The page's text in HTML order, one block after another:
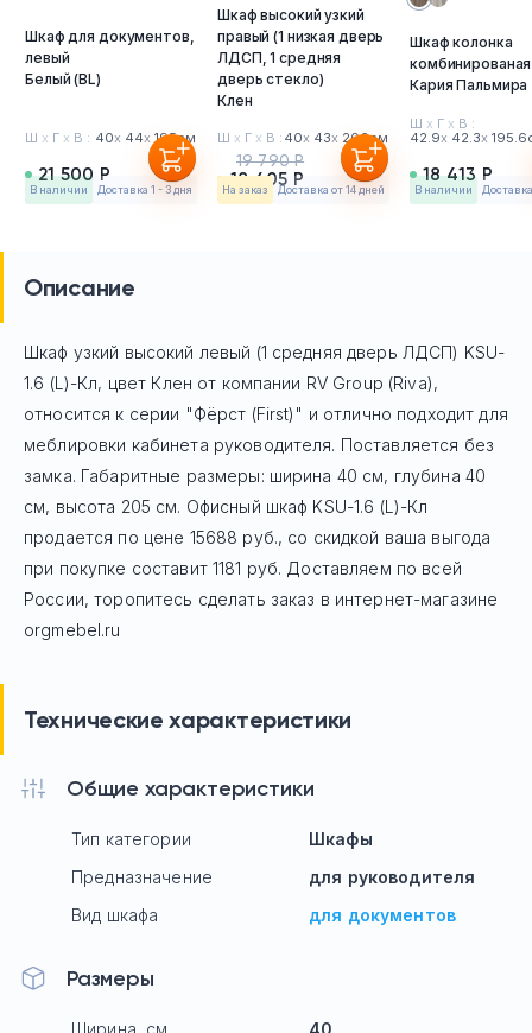
Шкаф для документов,
левый
Белый (BL)
Ш х Г х В : 40х 44х 195см
21 500 Р
в наличии Доставка 1 - 3 дня
Шкаф высокий узкий
правый (1 низкая дверь
ЛДСП, 1 средняя
дверь стекло)
Клен
Ш х Г х В : 40х 43х 206см
18 405 Р
19 790 Р
На заказ Доставка от 14 дней
Шкаф колонка
комбинированая
Кария Пальмира
Ш х Г х В :
42.9х 42.3х
18 413 Р
в наличии
Описание
Шкаф узкий высокий левый (1 средняя дверь ЛДСП) KSU-
1.6 (L)-Кл, цвет Клен от компании RV Group (Riva),
относится к серии "Фёрст (First)" и отлично подходит для
меблировки кабинета руководителя. Поставляется без
замка. Габаритные размеры: ширина 40 см, глубина 40
см, высота 205 см. Офисный шкаф KSU-1.6 (L)-Кл
продается по цене 15688 руб., со скидкой ваша выгода
при покупке составит 1181 руб. Доставляем по всей
России, торопитесь сделать заказ в интернет-магазине
orgmebel.ru
Технические характеристики
Общие характеристики
Тип категории
Шкафы
Предназначение
для руководителя
Вид шкафа
для документов
Размеры
Ширина, см 40